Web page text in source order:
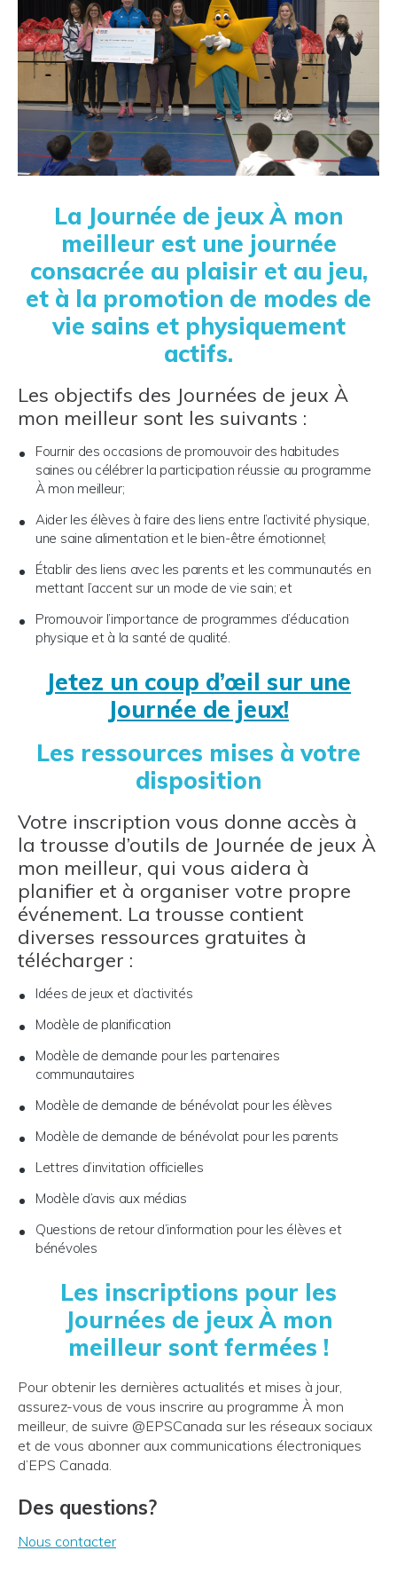
La Journée de jeux À mon
meilleur est une journée
consacrée au plaisir et au jeu,
et à la promotion de modes de
vie sains et physiquement
actifs.
Les objectifs des Journées de jeux À
mon meilleur sont les suivants :
Fournir des occasions de promouvoir des habitudes
saines ou célébrer la participation réussie au programme
À mon meilleur;
Aider les élèves à faire des liens entre l’activité physique,
une saine alimentation et le bien-être émotionnel;
Établir des liens avec les parents et les communautés en
mettant l’accent sur un mode de vie sain; et
Promouvoir l’importance de programmes d’éducation
physique et à la santé de qualité.
Jetez un coup d’œil sur une
Journée de jeux!
Les ressources mises à votre
disposition
Votre inscription vous donne accès à
la trousse d’outils de Journée de jeux À
mon meilleur, qui vous aidera à
planifier et à organiser votre propre
événement. La trousse contient
diverses ressources gratuites à
télécharger :
Idées de jeux et d’activités
Modèle de planification
Modèle de demande pour les partenaires
communautaires
Modèle de demande de bénévolat pour les élèves
Modèle de demande de bénévolat pour les parents
Lettres d’invitation officielles
Modèle d’avis aux médias
Questions de retour d’information pour les élèves et
bénévoles
Les inscriptions pour les
Journées de jeux À mon
meilleur sont fermées !
Pour obtenir les dernières actualités et mises à jour,
assurez-vous de vous inscrire au programme À mon
meilleur, de suivre @EPSCanada sur les réseaux sociaux
et de vous abonner aux communications électroniques
d’EPS Canada.
Des questions?
Nous contacter